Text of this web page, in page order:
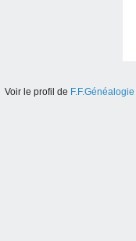
Voir le profil de F.F.Généalogie